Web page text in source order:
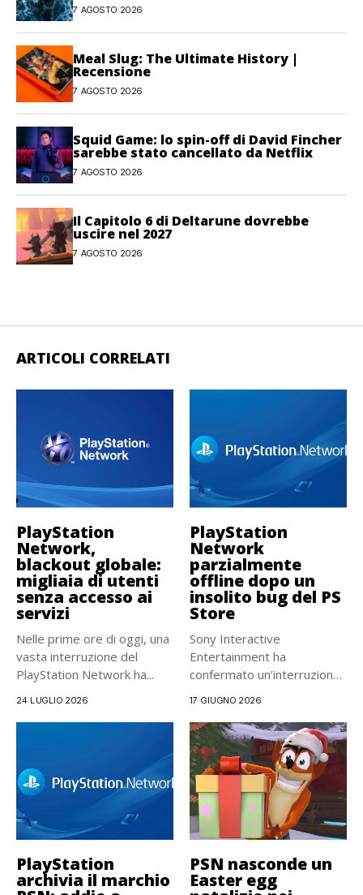
7 AGOSTO 2026
Meal Slug: The Ultimate History |
Recensione
7 AGOSTO 2026
Squid Game: lo spin-off di David Fincher
sarebbe stato cancellato da Netflix
7 AGOSTO 2026
Il Capitolo 6 di Deltarune dovrebbe
uscire nel 2027
7 AGOSTO 2026
ARTICOLI CORRELATI
PlayStation
Network,
blackout globale:
migliaia di utenti
senza accesso ai
servizi
Nelle prime ore di oggi, una
vasta interruzione del
PlayStation Network ha...
24 LUGLIO 2026
PlayStation
Network
parzialmente
offline dopo un
insolito bug del PS
Store
Sony Interactive
Entertainment ha
confermato un’interruzione
17 GIUGNO 2026
PlayStation
archivia il marchio
PSN nasconde un
Easter egg